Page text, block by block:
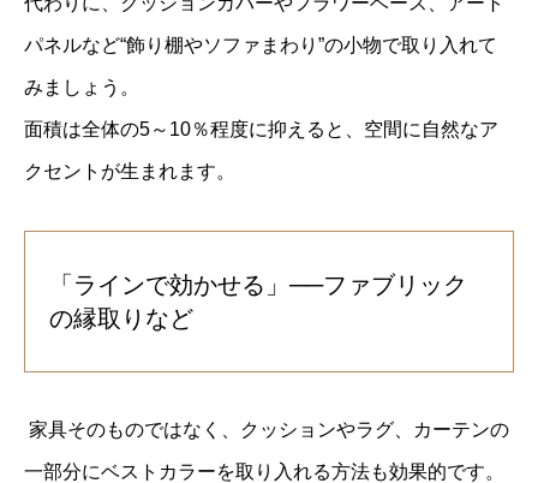
パネルなど“飾り棚やソファまわり”の小物で取り入れて
みましょう。
面積は全体の5～10％程度に抑えると、空間に自然なア
クセントが生まれます。
「ラインで効かせる」──ファブリック
の縁取りなど
家具そのものではなく、クッションやラグ、カーテンの
一部分にベストカラーを取り入れる方法も効果的です。